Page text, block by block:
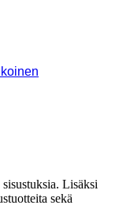
Lisäksi
sekä